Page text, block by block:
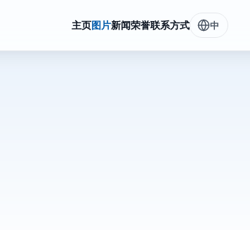
主页图片新闻荣誉联系方式 中